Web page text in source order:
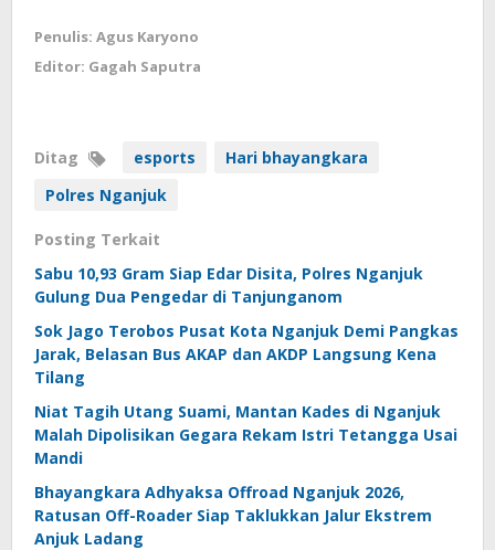
Penulis: Agus Karyono
Editor: Gagah Saputra
Ditag esports
Hari bhayangkara
Polres Nganjuk
Posting Terkait
Sabu 10,93 Gram Siap Edar Disita, Polres Nganjuk
Gulung Dua Pengedar di Tanjunganom
Sok Jago Terobos Pusat Kota Nganjuk Demi Pangkas
Jarak, Belasan Bus AKAP dan AKDP Langsung Kena
Tilang
Niat Tagih Utang Suami, Mantan Kades di Nganjuk
Malah Dipolisikan Gegara Rekam Istri Tetangga Usai
Mandi
Bhayangkara Adhyaksa Offroad Nganjuk 2026,
Ratusan Off-Roader Siap Taklukkan Jalur Ekstrem
Anjuk Ladang